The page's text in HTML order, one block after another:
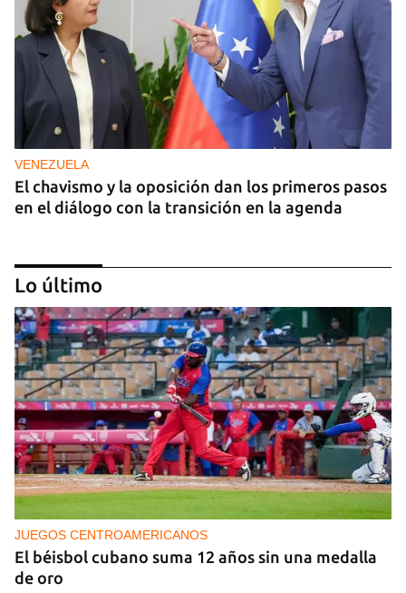
VENEZUELA
El chavismo y la oposición dan los primeros pasos
en el diálogo con la transición en la agenda
NICARAGUA
EE UU propone a la OEA convocar a los
cancilleres para "tomar medidas" contra las
decisiones de Ortega
Lo último
JUEGOS CENTROAMERICANOS
El béisbol cubano suma 12 años sin una medalla
de oro